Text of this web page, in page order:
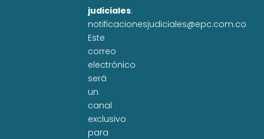
judiciales:
notificacionesjudiciales@epc.com.co
Este
correo
electrónico
será
un
canal
exclusivo
para